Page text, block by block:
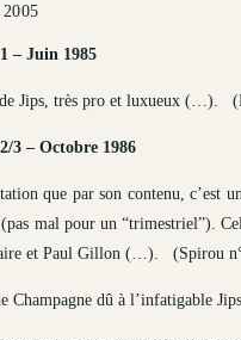
:– Juin 1985
Jips, très pro et luxueux (…).
3 – Octobre 1986
que par son contenu, c’est
mal pour un “trimestriel”).
et Paul Gillon (…). (Spirou
Champagne dû à l’infatigable